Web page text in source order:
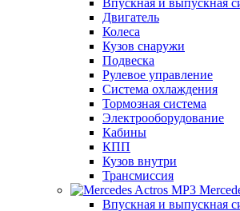
Впускная и выпускная
Двигатель
Колеса
Кузов снаружи
Подвеска
Рулевое управление
Система охлаждения
Тормозная система
Электрооборудование
Кабины
КПП
Кузов внутри
Трансмиссия
Впускная и выпускная